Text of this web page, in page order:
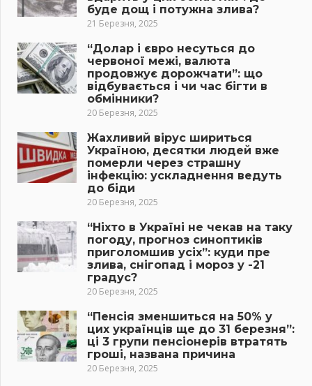
буде дощ і потужна злива?
21 Березня, 2025
“Долар і євро несуться до
червоної межі, валюта
продовжує дорожчати”: що
відбувається і чи час бігти в
обмінники?
20 Березня, 2025
Жахливий вірус шириться
Україною, десятки людей вже
померли через страшну
інфекцію: ускладнення ведуть
до біди
20 Березня, 2025
“Ніхто в Україні не чекав на таку
погоду, прогноз синоптиків
приголомшив усіх”: куди пре
злива, снігопад і мороз у -21
градус?
20 Березня, 2025
“Пенсія зменшиться на 50% у
цих українців ще до 31 березня”:
ці 3 групи пенсіонерів втратять
гроші, названа причина
20 Березня, 2025